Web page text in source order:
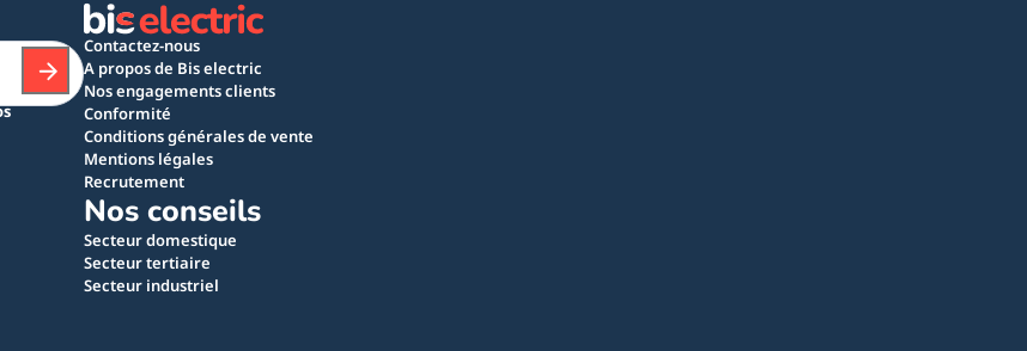
Contactez-nous
A propos de Bis electric
Nos engagements clients
Conformité
Conditions générales de vente
Mentions légales
Recrutement
Nos conseils
Secteur domestique
Secteur tertiaire
Secteur industriel